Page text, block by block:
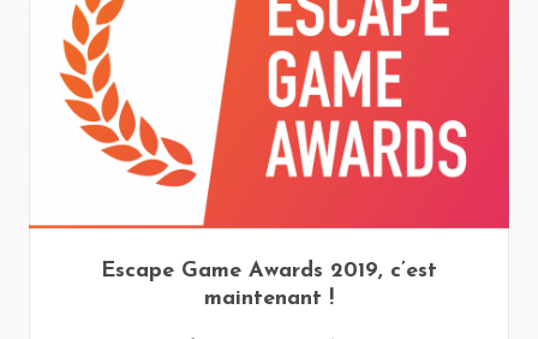
Escape Game Awards 2019, c’est
maintenant !